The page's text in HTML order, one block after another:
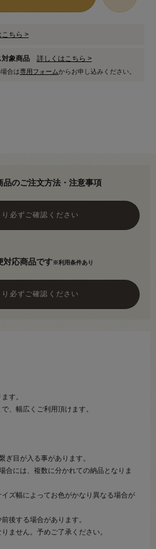
ちら >
対象商品 詳しくはこちら >
合は専用フォームからお申し込みください。
品のご注文方法・注意事項
り必ずご確認ください
対応商品です※利用条件あり
り必ずご確認ください
す。
、幅広くご利用頂けます。
ぎ目が入る事があります。
合には、複数に分かれての納品となりま
イズ幅によってお色がかなり異なる場合が
後する場合があります。
ません。予めご了承ください。